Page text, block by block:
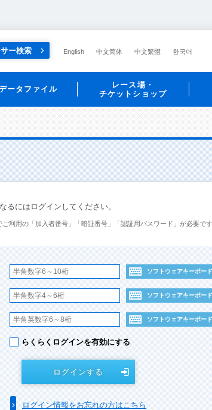
ー検索 English 中文简体 中文繁體 한국어
ータファイル
レース場・
チケットショップ
るにはログインしてください。
利用の「加入者番号」「暗証番号」「認証用パスワード」が必要です
ソフトウェアキーボード
ソフトウェアキーボード
ソフトウェアキーボード
らくらくログインを有効にする
ログインする
ログイン情報をお忘れの方はこちら